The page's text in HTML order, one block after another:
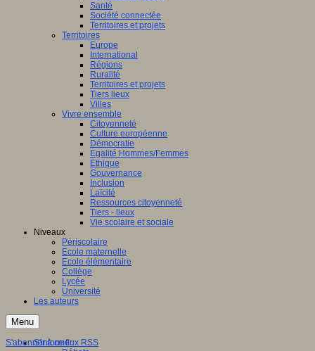
Santé
Société connectée
Territoires et projets
Territoires
Europe
International
Régions
Ruralité
Territoires et projets
Tiers lieux
Villes
Vivre ensemble
Citoyenneté
Culture européenne
Démocratie
Egalité Hommes/Femmes
Ethique
Gouvernance
Inclusion
Laïcité
Ressources citoyenneté
Tiers - lieux
Vie scolaire et sociale
Niveaux
Périscolaire
Ecole maternelle
Ecole élémentaire
Collège
Lycée
Université
Les auteurs
Menu
S'informer
S'abonner à ce flux RSS